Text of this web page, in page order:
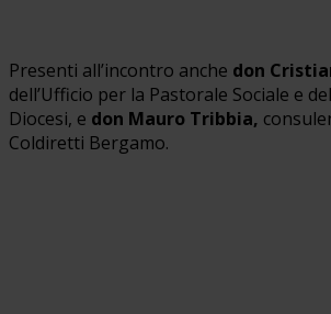
Presenti all’incontro anche don
dell’Ufficio per la Pastorale Sociale e
Diocesi, e don Mauro Tribbia,
Coldiretti Bergamo.